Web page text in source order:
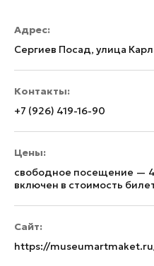
Адрес:
Сергиев Посад, улица
Контакты:
+7 (926) 419-16-90
Цены:
свободное посещение —
включен в стоимость
Сайт:
https://